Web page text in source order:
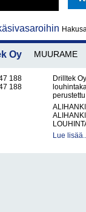
Oy MUURAME
188
188
Drilltek
Lue lisää..